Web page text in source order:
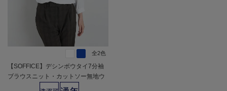
全2色
【SOFFICE】デシンボウタイ7分袖
ブラウスニット・カットソー無地ウ
ォッシャブル通年【レディース】